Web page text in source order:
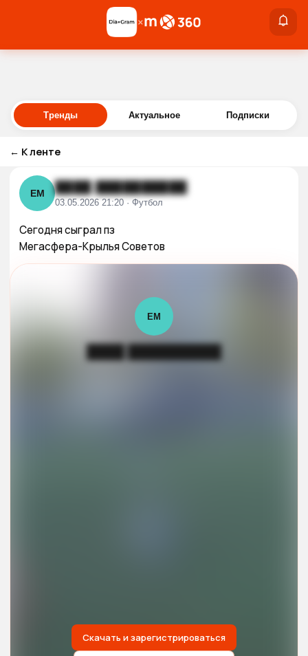
Войти
×
Тренды Актуальное Подписки
← К ленте
ЕМ ████ ██████████
03.05.2026 21:20 · Футбол
Сегодня сыграл пз
Мегасфера-Крылья Советов
ЕМ
████ ██████████
Скачать и зарегистрироваться